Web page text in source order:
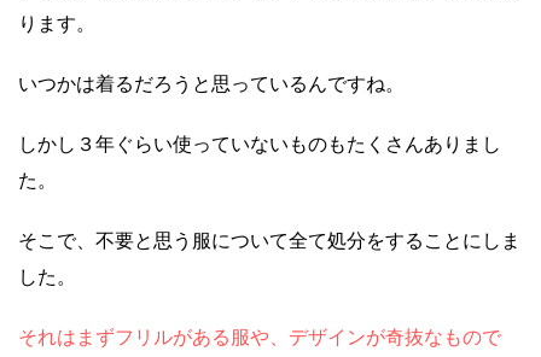
ります。
いつかは着るだろうと思っているんですね。
しかし３年ぐらい使っていないものもたくさんありまし
た。
そこで、不要と思う服について全て処分をすることにしま
した。
それはまずフリルがある服や、デザインが奇抜なもので